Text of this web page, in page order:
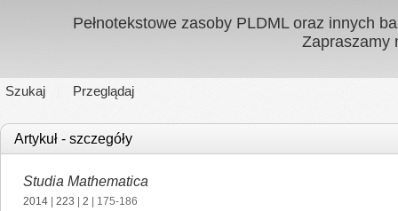
Pełnotekstowe zasoby PLDML oraz innych
Zapraszamy
Szukaj Przeglądaj
Artykuł - szczegóły
Studia Mathematica
2014 223 2 | 175-186